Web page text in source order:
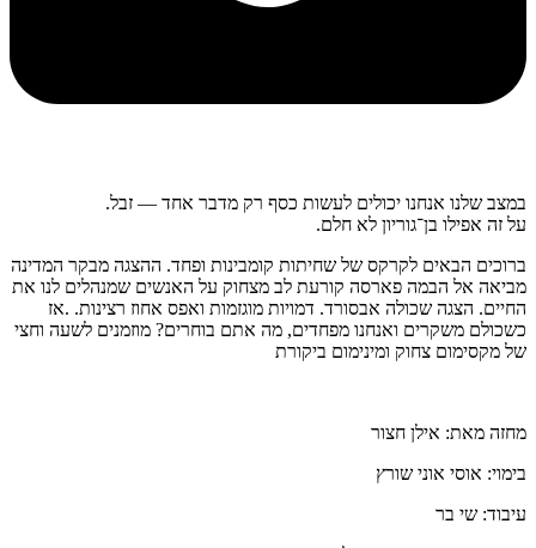
במצב שלנו אנחנו יכולים לעשות כסף רק מדבר אחד — זבל.
על זה אפילו בן־גוריון לא חלם.
ברוכים הבאים לקרקס של שחיתות קומבינות ופחד. ההצגה מבקר המדינה
מביאה אל הבמה פארסה קורעת לב מצחוק על האנשים שמנהלים לנו את
החיים. הצגה שכולה אבסורד. דמויות מוגזמות ואפס אחוז רצינות. .אז
כשכולם משקרים ואנחנו מפחדים, מה אתם בוחרים? מוזמנים לשעה וחצי
של מקסימום צחוק ומינימום ביקורת
מחזה מאת: אילן חצור
בימוי: אוסי אוני שורץ
עיבוד: שי בר